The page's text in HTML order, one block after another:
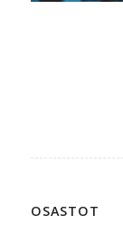
OSASTOT